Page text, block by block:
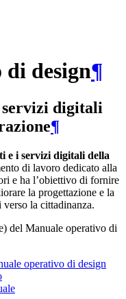
design¶
digitali
¶
e i servizi digitali della
di lavoro dedicato alla
e ha l’obiettivo di fornire
la progettazione e la
la cittadinanza.
del Manuale operativo di
operativo di design